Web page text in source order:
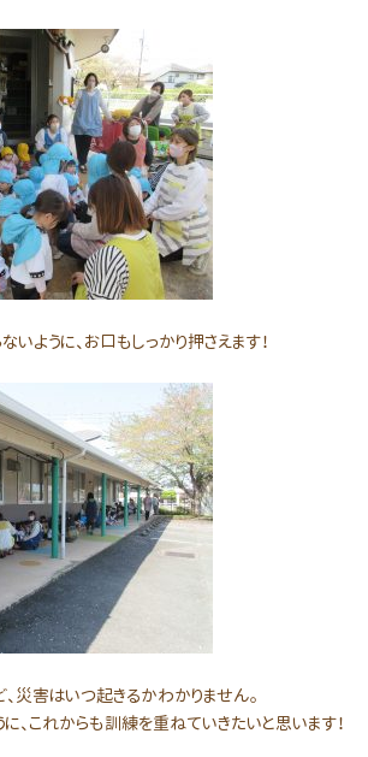
いように、お口もしっかり押さえます！
災害はいつ起きるかわかりません。
、これからも訓練を重ねていきたいと思います！